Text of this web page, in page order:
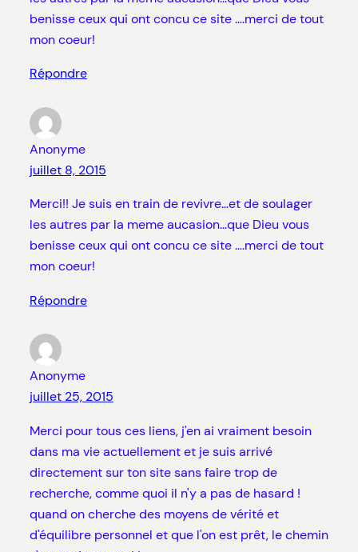
benisse ceux qui ont concu ce site ….merci de tout
mon coeur!
Répondre
Anonyme
juillet 8, 2015
Merci!! Je suis en train de revivre…et de soulager
les autres par la meme aucasion…que Dieu vous
benisse ceux qui ont concu ce site ….merci de tout
mon coeur!
Répondre
Anonyme
juillet 25, 2015
Merci pour tous ces liens, j'en ai vraiment besoin
dans ma vie actuellement et je suis arrivé
directement sur ton site sans faire trop de
recherche, comme quoi il n'y a pas de hasard !
quand on cherche des moyens de vérité et
d'équilibre personnel et que l'on est prêt, le chemin